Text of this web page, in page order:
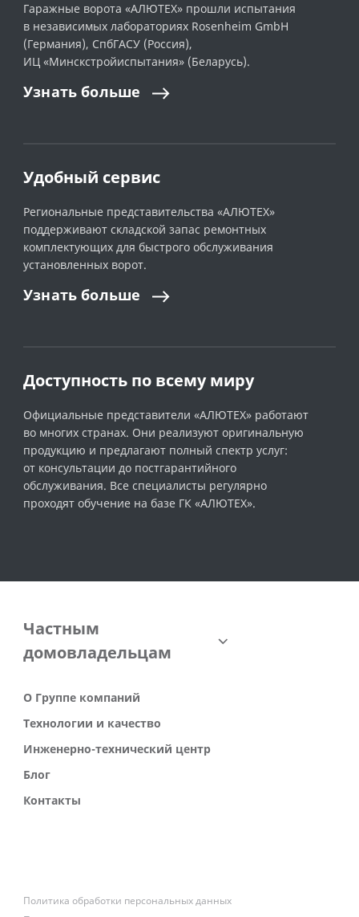
Гаражные ворота «АЛЮТЕХ» прошли испытания
в независимых лабораториях Rosenheim GmbH
(Германия), СпбГАСУ (Россия),
ИЦ «Минскстройиспытания» (Беларусь).
Узнать больше
Удобный сервис
Региональные представительства «АЛЮТЕХ»
поддерживают складской запас ремонтных
комплектующих для быстрого обслуживания
установленных ворот.
Узнать больше
Доступность по всему миру
Официальные представители «АЛЮТЕХ» работают
во многих странах. Они реализуют оригинальную
продукцию и предлагают полный спектр услуг:
от консультации до постгарантийного
обслуживания. Все специалисты регулярно
проходят обучение на базе ГК «АЛЮТЕХ».
Частным
домовладельцам
О Группе компаний
Технологии и качество
Инженерно-технический центр
Блог
Контакты
Политика обработки персональных данных